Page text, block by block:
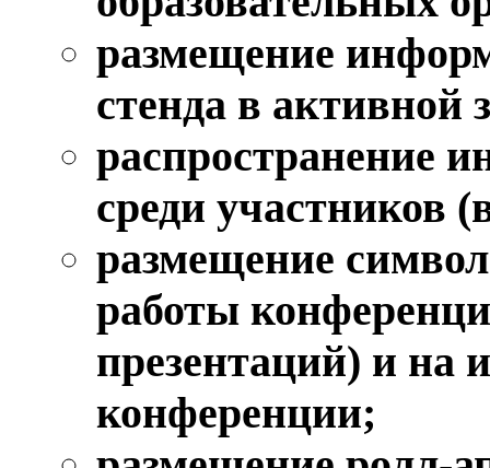
размещение
стенда в активной
распространение
среди участников
размещение
работы
презентаций) и на
конференции;